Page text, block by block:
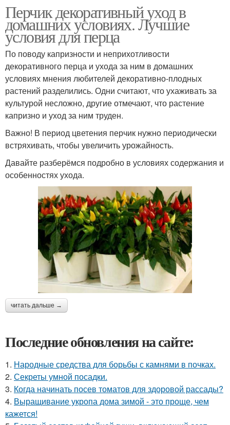
Перчик декоративный уход в
домашних условиях. Лучшие
условия для перца
По поводу капризности и неприхотливости
декоративного перца и ухода за ним в домашних
условиях мнения любителей декоративно-плодных
растений разделились. Одни считают, что ухаживать за
культурой несложно, другие отмечают, что растение
капризно и уход за ним труден.
Важно! В период цветения перчик нужно периодически
встряхивать, чтобы увеличить урожайность.
Давайте разберёмся подробно в условиях содержания и
особенностях ухода.
читать дальше →
Последние обновления на сайте:
1. Народные средства для борьбы с камнями в почках.
2. Секреты умной посадки.
3. Когда начинать посев томатов для здоровой рассады?
4. Выращивание укропа дома зимой - это проще, чем
кажется!